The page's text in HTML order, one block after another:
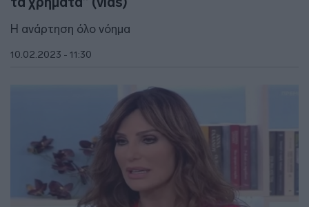
Η ανάρτηση όλο νόημα
10.02.2023 - 11:30